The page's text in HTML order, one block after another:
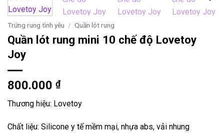
Trứng rung tình yêu / Quần lót rung
Quần lót rung mini 10 chế độ Lovetoy
Joy
800.000 ₫
Thương hiệu: Lovetoy
Chất liệu: Silicone y tế mềm mại, nhựa abs, vải nhung